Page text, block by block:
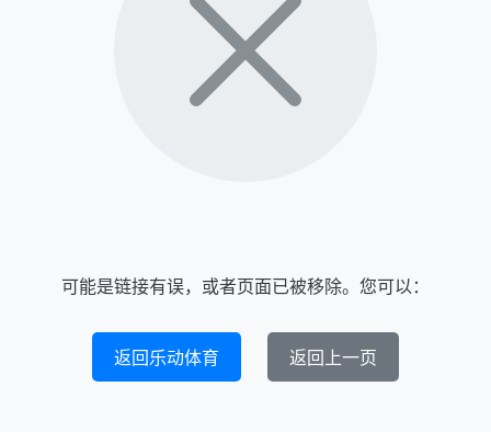
可能是链接有误，或者页面已被移除。您可以：
返回乐动体育 返回上一页